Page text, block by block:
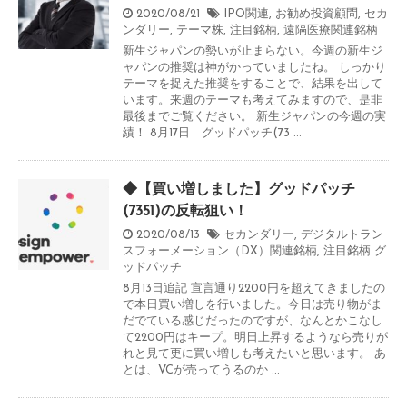
2020/08/21 IPO関連, お勧め投資顧問 , セカ
ンダリー, テーマ株, 注目銘柄, 遠隔医療関連銘柄
新生ジャパンの勢いが止まらない。今週の新生ジ
ャパンの推奨は神がかっていましたね。 しっかり
テーマを捉えた推奨をすることで、結果を出して
います。来週のテーマも考えてみますので、是非
最後までご覧ください。 新生ジャパンの今週の実
績！ 8月17日 グッドパッチ(73 ...
◆【買い増しました】グッドパッチ
(7351)の反転狙い！
2020/08/13 セカンダリー, デジタルトラン
スフォーメーション（DX）関連銘柄, 注目銘柄 グ
ッドパッチ
8月13日追記 宣言通り2200円を超えてきましたの
で本日買い増しを行いました。今日は売り物がま
だでている感じだったのですが、なんとかこなし
て2200円はキープ。明日上昇するようなら売りが
れと見て更に買い増しも考えたいと思います。 あ
とは、VCが売ってうるのか ...